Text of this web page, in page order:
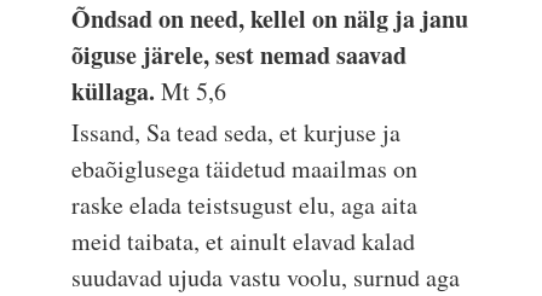
Õndsad on need, kellel on nälg ja janu
õiguse järele, sest nemad saavad
küllaga.Mt 5,6
Issand, Sa tead seda, et kurjuse ja
ebaõiglusega täidetud maailmas on
raske elada teistsugust elu, aga aita
meid taibata, et ainult elavad kalad
suudavad ujuda vastu voolu, surnud aga